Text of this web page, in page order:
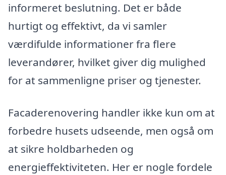
informeret beslutning. Det er både
hurtigt og effektivt, da vi samler
værdifulde informationer fra flere
leverandører, hvilket giver dig mulighed
for at sammenligne priser og tjenester.
Facaderenovering handler ikke kun om at
forbedre husets udseende, men også om
at sikre holdbarheden og
energieffektiviteten. Her er nogle fordele